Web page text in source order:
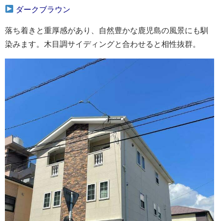
ダークブラウン
落ち着きと重厚感があり、自然豊かな鹿児島の風景にも馴
染みます。木目調サイディングと合わせると相性抜群。